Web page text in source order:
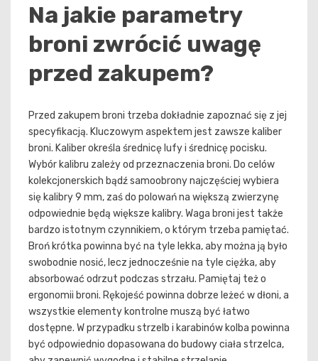
Na jakie parametry
broni zwrócić uwagę
przed zakupem?
Przed zakupem broni trzeba dokładnie zapoznać się z jej
specyfikacją. Kluczowym aspektem jest zawsze kaliber
broni. Kaliber określa średnicę lufy i średnicę pocisku.
Wybór kalibru zależy od przeznaczenia broni. Do celów
kolekcjonerskich bądź samoobrony najczęściej wybiera
się kalibry 9 mm, zaś do polowań na większą zwierzynę
odpowiednie będą większe kalibry. Waga broni jest także
bardzo istotnym czynnikiem, o którym trzeba pamiętać.
Broń krótka powinna być na tyle lekka, aby można ją było
swobodnie nosić, lecz jednocześnie na tyle ciężka, aby
absorbować odrzut podczas strzału. Pamiętaj też o
ergonomii broni. Rękojeść powinna dobrze leżeć w dłoni, a
wszystkie elementy kontrolne muszą być łatwo
dostępne. W przypadku strzelb i karabinów kolba powinna
być odpowiednio dopasowana do budowy ciała strzelca,